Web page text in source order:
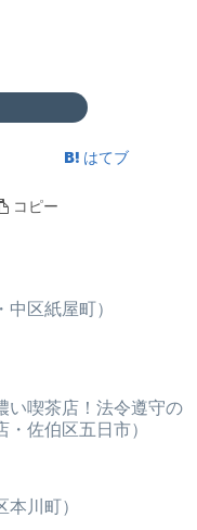
はてブ
コピー
区紙屋町）
い喫茶店！法令遵守の
佐伯区五日市）
川町）